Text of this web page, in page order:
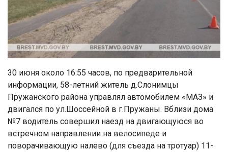
30 июня около 16:55 часов, по предварительной
информации, 58-летний житель д.Слонимцы
Пружанского района управлял автомобилем «МАЗ» и
двигался по ул.Шоссейной в г.Пружаны. Вблизи дома
№7 водитель совершил наезд на двигающуюся во
встречном направлении на велосипеде и
поворачивающую налево (для съезда на тротуар) 11-